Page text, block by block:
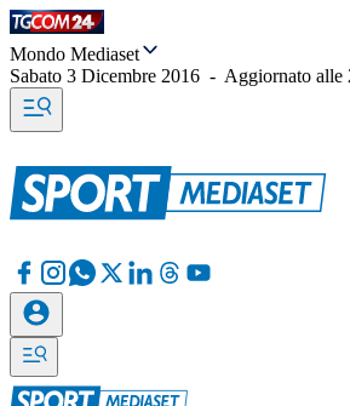
Mondo Mediaset
Sabato 3 Dicembre 2016 - Aggiornato alle